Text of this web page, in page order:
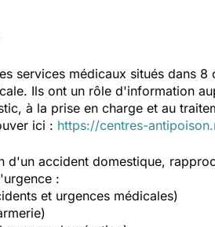
services médicaux situés dans
Ils ont un rôle d'information
à la prise en charge et au
ici : https://centres-
d'un accident domestique,
:
et urgences médicales)